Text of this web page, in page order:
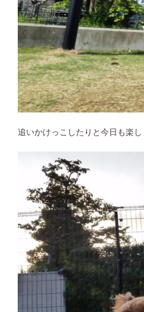
追いかけっこしたりと今日も楽し